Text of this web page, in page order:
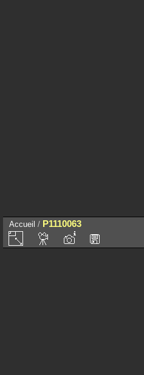
Accueil / P1110063